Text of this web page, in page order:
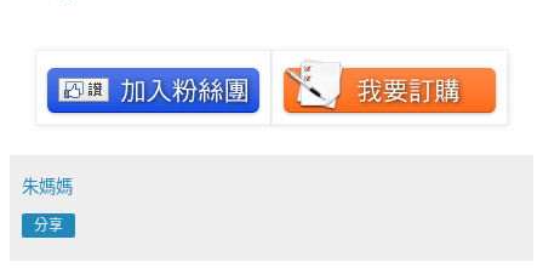
朱媽媽
分享